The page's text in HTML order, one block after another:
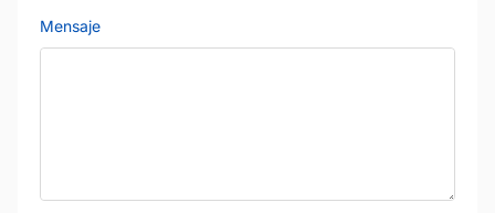
Mensaje